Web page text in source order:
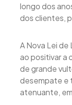
longo dos
dos clientes,
A Nova Lei
ao positivar a
de grande
desempate e
atenuante,